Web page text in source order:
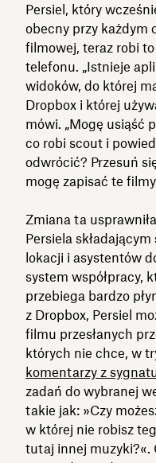
Persiel, który
obecny przy każdym
filmowej, teraz robi
telefonu. „Istnieje
widoków, do której
Dropbox i której
mówi. „Mogę usiąść
co robi scout i
odwrócić? Przesuń
mogę zapisać te
Zmiana ta usprawniła
Persiela
lokacji i asystentów
system współpracy,
przebiega bardzo
z Dropbox, Persiel
filmu przesłanych
których nie chce, w
komentarzy z
zadań do wybranej
takie jak: »Czy
w której nie robisz
tutaj innej muzyki?«.